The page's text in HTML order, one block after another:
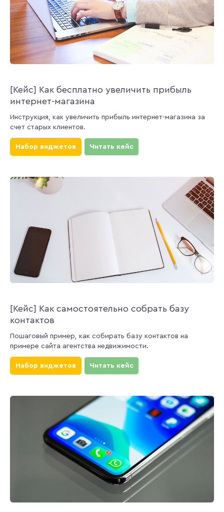
[Кейс] Как бесплатно увеличить прибыль
интернет-магазина
Инструкция, как увеличить прибыль интернет-магазина за
счет старых клиентов.
Набор виджетов Читать кейс
[Кейс] Как самостоятельно собрать базу
контактов
Пошаговый пример, как собирать базу контактов на
примере сайта агентства недвижимости.
Набор виджетов Читать кейс